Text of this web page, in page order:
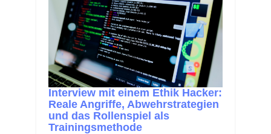
Interview mit einem Ethik Hacker:
Reale Angriffe, Abwehrstrategien
und das Rollenspiel als
Trainingsmethode